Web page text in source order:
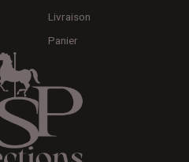
Livraison
Panier